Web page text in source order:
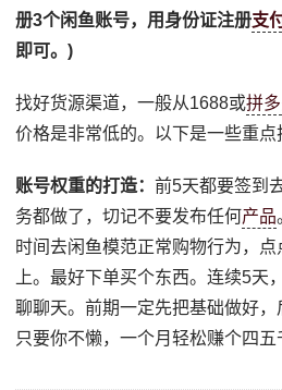
册3个闲鱼账号，用身份证注册支
即可。)
找好货源渠道，一般从1688或拼
价格是非常低的。以下是一些重点
账号权重的打造：前5天都要签到
务都做了，切记不要发布任何产品
时间去闲鱼模范正常购物行为，
上。最好下单买个东西。连续5天
聊聊天。前期一定先把基础做好，
只要你不懒，一个月轻松赚个四五